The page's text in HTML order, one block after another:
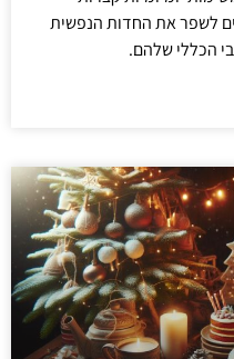
לשפר את החדות הנפשית
הכללי שלהם.